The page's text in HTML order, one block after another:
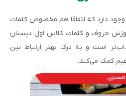
دارد که اتفاقا هم مخصوص کلمات
حروف و کلمات کلاس اول دبستان
است و به درک بهتر ارتباط بین
کمک می‌کند.